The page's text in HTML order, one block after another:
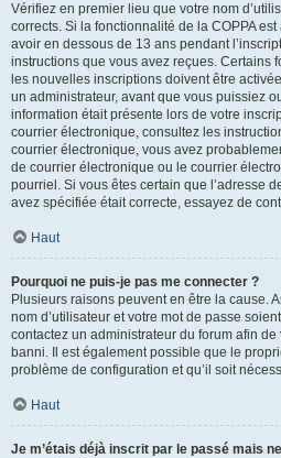
Vérifiez en premier lieu que votre nom
corrects. Si la fonctionnalité de la COPPA
avoir en dessous de 13 ans pendant
instructions que vous avez reçues. Certains
les nouvelles inscriptions doivent être
un administrateur, avant que vous puissiez
information était présente lors de votre
courrier électronique, consultez les
courrier électronique, vous avez
de courrier électronique ou le courrier
pourriel. Si vous êtes certain que l’adresse
avez spécifiée était correcte, essayez de
Haut
Pourquoi ne puis-je pas me connecter ?
Plusieurs raisons peuvent en être la cause.
nom d’utilisateur et votre mot de passe
contactez un administrateur du forum afin
banni. Il est également possible que le
problème de configuration et qu’il soit
Haut
Je m’étais déjà inscrit par le passé mais